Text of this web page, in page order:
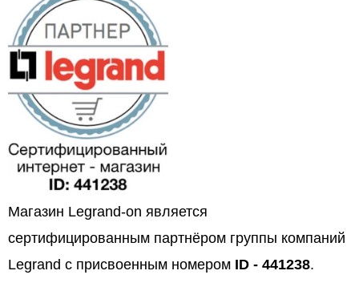
Магазин Legrand-on является
сертифицированным партнёром группы компаний
Legrand с присвоенным номером ID - 441238.